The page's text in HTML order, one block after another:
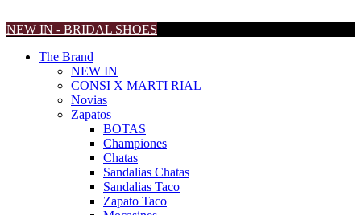
NEW IN - BRIDAL SHOES
The Brand
NEW IN
CONSI X MARTI RIAL
Novias
Zapatos
BOTAS
Championes
Chatas
Sandalias Chatas
Sandalias Taco
Zapato Taco